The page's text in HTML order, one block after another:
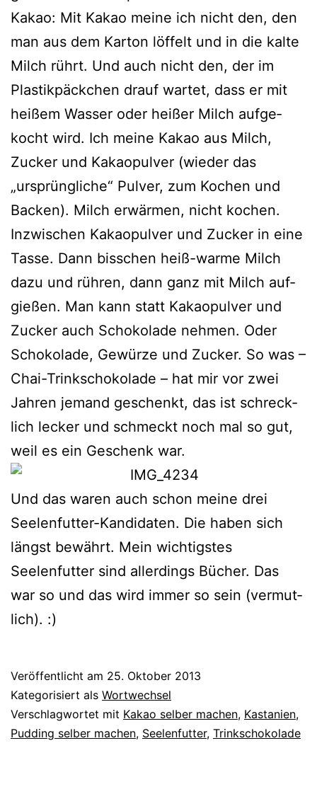
Kakao: Mit Kakao mei­ne ich nicht den, den
man aus dem Karton löf­felt und in die kal­te
Milch rührt. Und auch nicht den, der im
Plastikpäckchen drauf war­tet, dass er mit
hei­ßem Wasser oder hei­ßer Milch auf­ge­
kocht wird. Ich mei­ne Kakao aus Milch,
Zucker und Kakaopulver (wie­der das
„ursprüng­li­che“ Pulver, zum Kochen und
Backen). Milch erwär­men, nicht kochen.
Inzwischen Kakaopulver und Zucker in eine
Tasse. Dann biss­chen heiß-war­me Milch
dazu und rüh­ren, dann ganz mit Milch auf­
gie­ßen. Man kann statt Kakaopulver und
Zucker auch Schokolade neh­men. Oder
Schokolade, Gewürze und Zucker. So was –
Chai-Trinkschokolade – hat mir vor zwei
Jahren jemand geschenkt, das ist schreck­
lich lecker und schmeckt noch mal so gut,
weil es ein Geschenk war.
Und das waren auch schon mei­ne drei
Seelenfutter-Kandidaten. Die haben sich
längst bewährt. Mein wich­tigs­tes
Seelenfutter sind aller­dings Bücher. Das
war so und das wird immer so sein (ver­mut­
lich). :)
Veröffentlicht am 25. Oktober 2013
Kategorisiert als Wortwechsel
Verschlagwortet mit Kakao selber machen, Kastanien,
Pudding selber machen, Seelenfutter, Trinkschokolade